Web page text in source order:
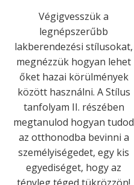
Végigvesszük a
legnépszerűbb
lakberendezési stílusokat,
megnézzük hogyan lehet
őket hazai körülmények
között használni. A Stílus
tanfolyam II. részében
megtanulod hogyan tudod
az otthonodba bevinni a
személyiségedet, egy kis
egyediséget, hogy az
tényleg téged tükrözzön!